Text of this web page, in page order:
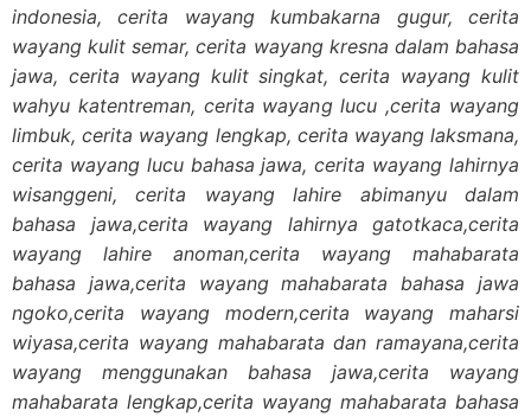
indonesia, cerita wayang kumbakarna gugur, cerita
wayang kulit semar, cerita wayang kresna dalam bahasa
jawa, cerita wayang kulit singkat, cerita wayang kulit
wahyu katentreman, cerita wayang lucu ,cerita wayang
limbuk, cerita wayang lengkap, cerita wayang laksmana,
cerita wayang lucu bahasa jawa, cerita wayang lahirnya
wisanggeni, cerita wayang lahire abimanyu dalam
bahasa jawa,cerita wayang lahirnya gatotkaca,cerita
wayang lahire anoman,cerita wayang mahabarata
bahasa jawa,cerita wayang mahabarata bahasa jawa
ngoko,cerita wayang modern,cerita wayang maharsi
wiyasa,cerita wayang mahabarata dan ramayana,cerita
wayang menggunakan bahasa jawa,cerita wayang
mahabarata lengkap,cerita wayang mahabarata bahasa